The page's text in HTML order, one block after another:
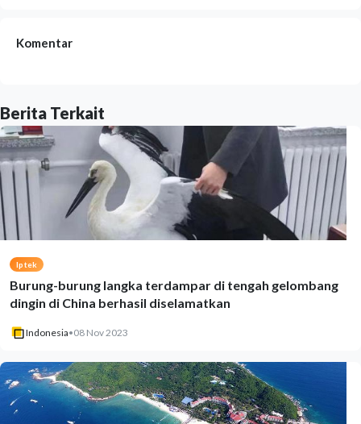
Komentar
Berita Terkait
Iptek
Burung-burung langka terdampar di tengah gelombang
dingin di China berhasil diselamatkan
Indonesia•08 Nov 2023